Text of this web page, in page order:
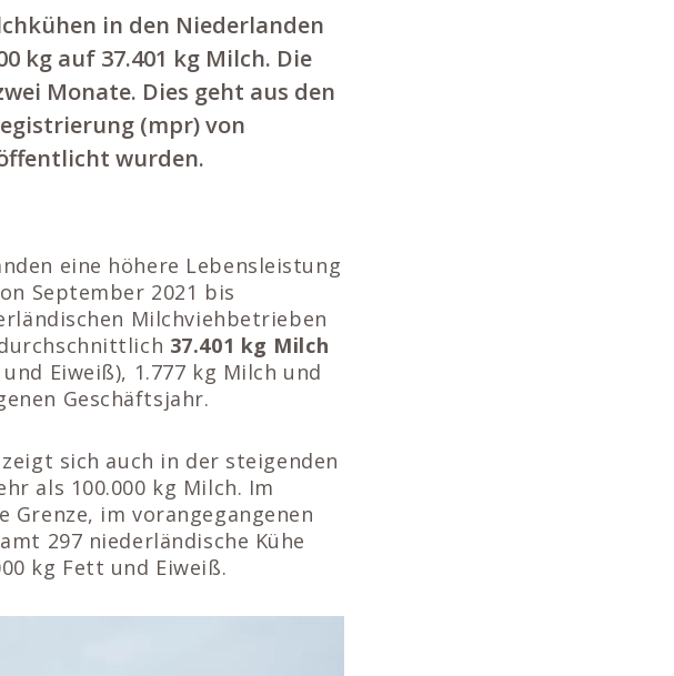
in den Niederlanden
kg auf 37.401 kg Milch. Die
Monate. Dies geht aus den
(mpr) von
wurden.
eine höhere Lebensleistung
September 2021 bis
Milchviehbetrieben
37.401 kg Milch
Eiweiß), 1.777 kg Milch und
Geschäftsjahr.
sich auch in der steigenden
als 100.000 kg Milch. Im
Grenze, im vorangegangenen
297 niederländische Kühe
kg Fett und Eiweiß.